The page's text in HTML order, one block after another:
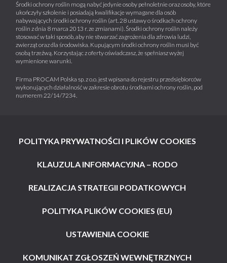
Środki ochrony roślin mogą nabyć jedynie osoby pełnoletnie oraz osoby, które
ukończyły szkolenie i posiadają kwalifikacje wymagane dla osób
nabywających środki ochrony roślin (art. 28 ustawy o środkach ochrony
roślin z dnia 8 marca 2013 r. ze zmianami). Środki ochrony roślin należy
stosować w taki sposób, aby nie stwarzać zagrożenia dla zdrowia ludzi,
zwierząt oraz dla środowiska. Kupującym środki ochrony roślin musi być
osobą trzeźwą. Korzystając z oferty oświadczasz, że spełniasz wyżej
wymienione warunki.
Firma PROCAM Polska sp. z o.o. jest wpisana do rejestru przedsiębiorców
wykonujących działalność w zakresie obrotu środkami ochrony roślin, pod
numerem 22/14/7234.
POLITYKA PRYWATNOŚCI I PLIKÓW COOKIES
KLAUZULA INFORMACYJNA – RODO
REALIZACJA STRATEGII PODATKOWYCH
POLITYKA PLIKÓW COOKIES (EU)
USTAWIENIA COOKIE
KOMUNIKAT ZGŁOSZEŃ WEWNĘTRZNYCH